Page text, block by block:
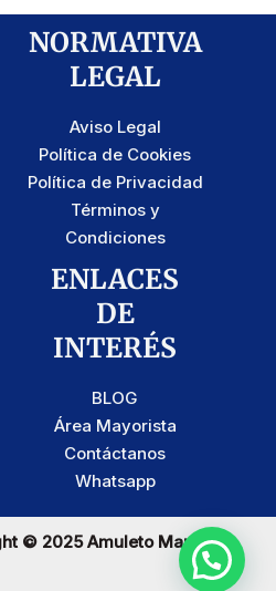
NORMATIVA
LEGAL
Aviso Legal
Política de Cookies
Política de Privacidad
Términos y
Condiciones
ENLACES
DE
INTERÉS
BLOG
Área Mayorista
Contáctanos
Whatsapp
© 2025 Amuleto Maravilla